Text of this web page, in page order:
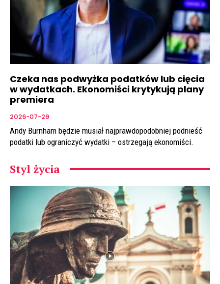
Czeka nas podwyżka podatków lub cięcia
w wydatkach. Ekonomiści krytykują plany
premiera
2026-07-29
Andy Burnham będzie musiał najprawdopodobniej podnieść
podatki lub ograniczyć wydatki – ostrzegają ekonomiści.
Styl życia